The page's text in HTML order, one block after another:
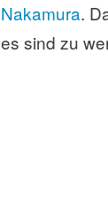
Nakamura.
es sind zu